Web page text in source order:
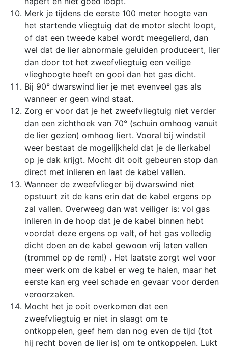
Merk je tijdens de eerste 100 meter hoogte van
het startende vliegtuig dat de motor slecht loopt,
of dat een tweede kabel wordt meegelierd, dan
wel dat de lier abnormale geluiden produceert, lier
dan door tot het zweefvliegtuig een veilige
vlieghoogte heeft en gooi dan het gas dicht.
Bij 90° dwarswind lier je met evenveel gas als
wanneer er geen wind staat.
Zorg er voor dat je het zweefvliegtuig niet verder
dan een zichthoek van 70° (schuin omhoog vanuit
de lier gezien) omhoog liert. Vooral bij windstil
weer bestaat de mogelijkheid dat je de lierkabel
op je dak krijgt. Mocht dit ooit gebeuren stop dan
direct met inlieren en laat de kabel vallen.
Wanneer de zweefvlieger bij dwarswind niet
opstuurt zit de kans erin dat de kabel ergens op
zal vallen. Overweeg dan wat veiliger is: vol gas
inlieren in de hoop dat je de kabel binnen hebt
voordat deze ergens op valt, of het gas volledig
dicht doen en de kabel gewoon vrij laten vallen
(trommel op de rem!) . Het laatste zorgt wel voor
meer werk om de kabel er weg te halen, maar het
eerste kan erg veel schade en gevaar voor derden
veroorzaken.
Mocht het je ooit overkomen dat een
zweefvliegtuig er niet in slaagt om te
ontkoppelen, geef hem dan nog even de tijd (tot
hij recht boven de lier is) om te ontkoppelen. Lukt